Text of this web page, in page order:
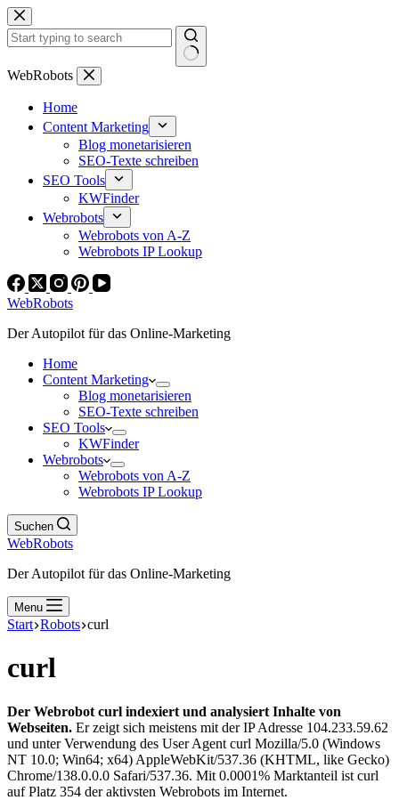
Zum
Inhalt
springen
Keine
WebRobots
Home
Content Marketing
Blog monetarisieren
SEO-Texte schreiben
SEO Tools
KWFinder
Webrobots
Webrobots von A-Z
Webrobots IP Lookup
WebRobots
Der Autopilot für das Online-Marketing
Home
Content Marketing
Blog monetarisieren
SEO-Texte schreiben
SEO Tools
KWFinder
Webrobots
Webrobots von A-Z
Webrobots IP Lookup
Suchen
WebRobots
Der Autopilot für das Online-Marketing
Menu
Start Robots curl
curl
Der Webrobot curl indexiert und analysiert Inhalte von
Webseiten. Er zeigt sich meistens mit der IP Adresse 104.233.59.62
und unter Verwendung des User Agent curl Mozilla/5.0 (Windows
NT 10.0; Win64; x64) AppleWebKit/537.36 (KHTML, like Gecko)
Chrome/138.0.0.0 Safari/537.36. Mit 0.0001% Marktanteil ist curl
auf Platz 354 der aktivsten Webrobots im Internet.